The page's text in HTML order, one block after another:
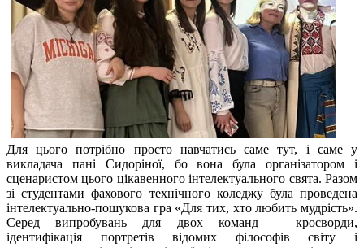
Для цього потрібно просто навчатись саме тут, і саме у
викладача пані Сидоріної, бо вона була організатором і
сценаристом цього цікавенного інтелектуального свята. Разом
зі студентами фахового технічного коледжу була проведена
інтелектуально-пошукова гра «Для тих, хто любить мудрість».
Серед випробувань для двох команд – кросворди,
ідентифікація портретів відомих філософів світу і